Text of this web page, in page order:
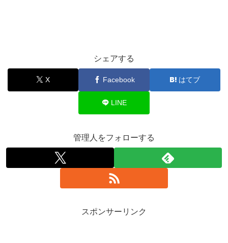
シェアする
X Facebook はてブ
LINE
管理人をフォローする
スポンサーリンク